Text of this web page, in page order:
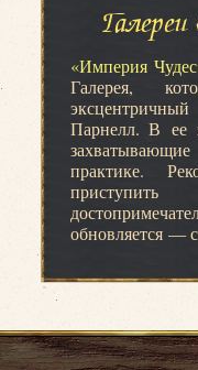
«Империя
Галерея,
Парнелл. В ее
практике.
обновляется —